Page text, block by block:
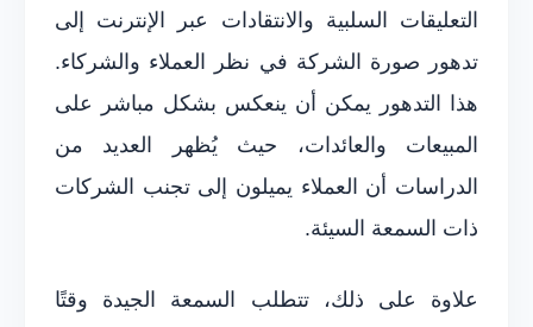
التعليقات السلبية والانتقادات عبر الإنترنت إلى
تدهور صورة الشركة في نظر العملاء والشركاء.
هذا التدهور يمكن أن ينعكس بشكل مباشر على
المبيعات والعائدات، حيث يُظهر العديد من
الدراسات أن العملاء يميلون إلى تجنب الشركات
ذات السمعة السيئة.
علاوة على ذلك، تتطلب السمعة الجيدة وقتًا